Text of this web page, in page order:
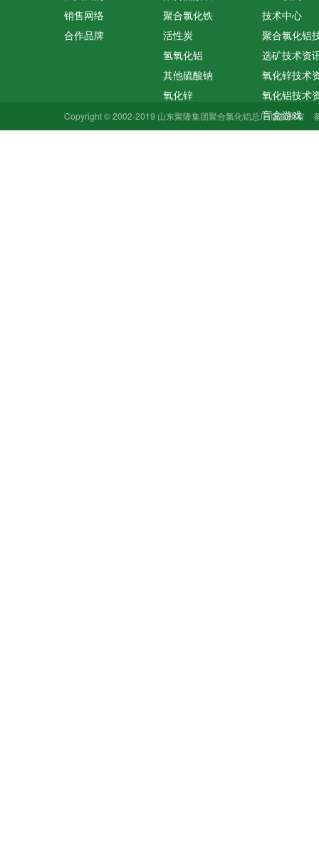
销售网络
合作品牌
聚合氯化铁
活性炭
氢氧化铝
其他硫酸钠
氧化锌
技术中心
聚合氯化铝
选矿技术资
氧化锌技术
氧化铝技术
盲盒游戏
Copyright © 2002-2019 山东聚隆集团聚合氯化铝总厂 版权所有